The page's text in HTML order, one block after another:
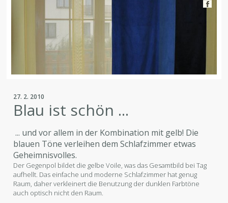
27. 2. 2010
Blau ist schön ...
... und vor allem in der Kombination mit gelb! Die
blauen Töne verleihen dem Schlafzimmer etwas
Geheimnisvolles.
Der Gegenpol bildet die gelbe Voile, was das Gesamtbild bei Tag
aufhellt. Das einfache und moderne Schlafzimmer hat genug
Raum, daher verkleinert die Benutzung der dunklen Farbtöne
auch optisch nicht den Raum.